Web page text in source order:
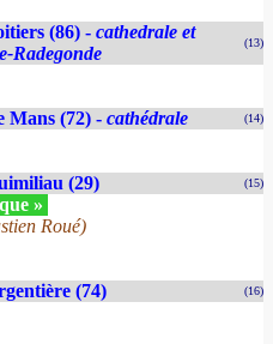
(86) - cathedrale et
Radegonde
(13)
Mans (72) - cathédrale (14)
(29) (15)
»
Roué)
(74) (16)